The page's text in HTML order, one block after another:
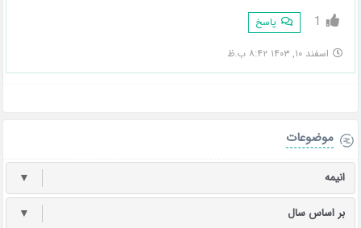
1 پاسخ
اسفند ۱۰, ۱۴۰۳ ۸:۴۲ ب.ظ
موضوعات
انیمه ▼
بر اساس سال ▼